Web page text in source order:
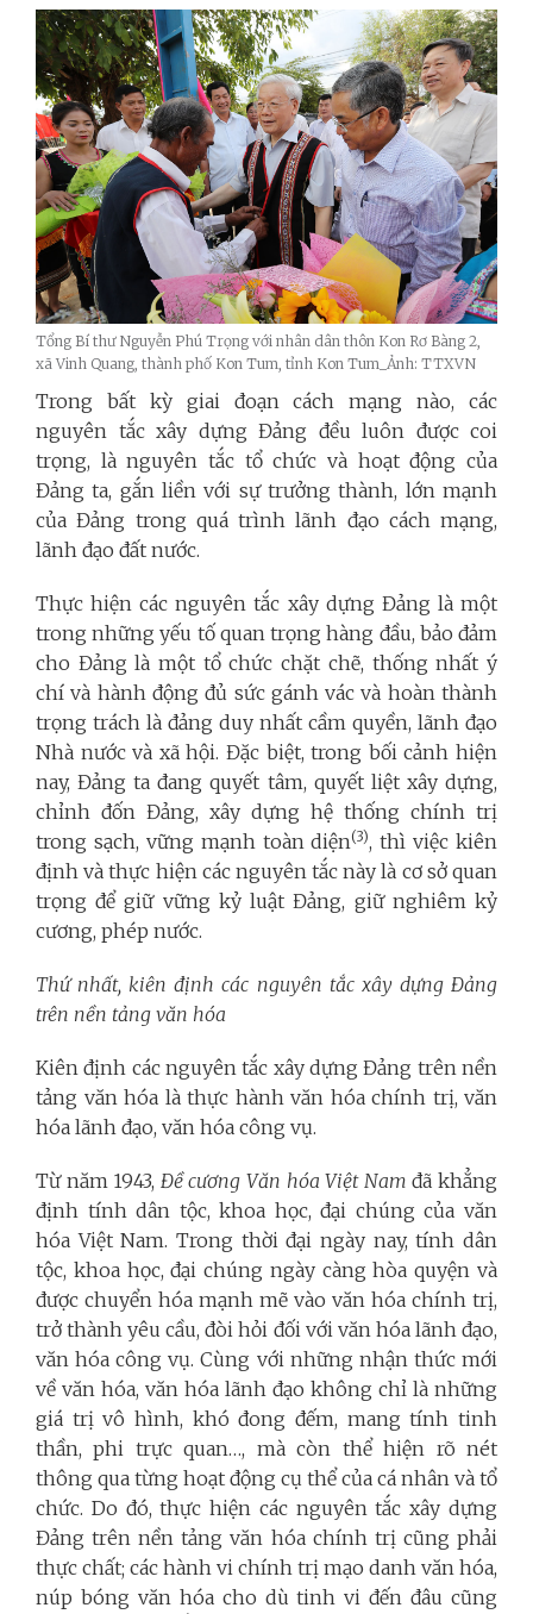
Tổng Bí thư Nguyễn Phú Trọng với nhân dân thôn Kon Rơ Bàng 2,
xã Vinh Quang, thành phố Kon Tum, tỉnh Kon Tum_Ảnh: TTXVN
Trong bất kỳ giai đoạn cách mạng nào, các
nguyên tắc xây dựng Đảng đều luôn được coi
trọng, là nguyên tắc tổ chức và hoạt động của
Đảng ta, gắn liền với sự trưởng thành, lớn mạnh
của Đảng trong quá trình lãnh đạo cách mạng,
lãnh đạo đất nước.
Thực hiện các nguyên tắc xây dựng Đảng là một
trong những yếu tố quan trọng hàng đầu, bảo đảm
cho Đảng là một tổ chức chặt chẽ, thống nhất ý
chí và hành động đủ sức gánh vác và hoàn thành
trọng trách là đảng duy nhất cầm quyền, lãnh đạo
Nhà nước và xã hội. Đặc biệt, trong bối cảnh hiện
nay, Đảng ta đang quyết tâm, quyết liệt xây dựng,
chỉnh đốn Đảng, xây dựng hệ thống chính trị
trong sạch, vững mạnh toàn diện(3), thì việc kiên
định và thực hiện các nguyên tắc này là cơ sở quan
trọng để giữ vững kỷ luật Đảng, giữ nghiêm kỷ
cương, phép nước.
Thứ nhất, kiên định các nguyên tắc xây dựng Đảng
trên nền tảng văn hóa
Kiên định các nguyên tắc xây dựng Đảng trên nền
tảng văn hóa là thực hành văn hóa chính trị, văn
hóa lãnh đạo, văn hóa công vụ.
Từ năm 1943, Đề cương Văn hóa Việt Nam đã khẳng
định tính dân tộc, khoa học, đại chúng của văn
hóa Việt Nam. Trong thời đại ngày nay, tính dân
tộc, khoa học, đại chúng ngày càng hòa quyện và
được chuyển hóa mạnh mẽ vào văn hóa chính trị,
trở thành yêu cầu, đòi hỏi đối với văn hóa lãnh đạo,
văn hóa công vụ. Cùng với những nhận thức mới
về văn hóa, văn hóa lãnh đạo không chỉ là những
giá trị vô hình, khó đong đếm, mang tính tinh
thần, phi trực quan…, mà còn thể hiện rõ nét
thông qua từng hoạt động cụ thể của cá nhân và tổ
chức. Do đó, thực hiện các nguyên tắc xây dựng
Đảng trên nền tảng văn hóa chính trị cũng phải
thực chất; các hành vi chính trị mạo danh văn hóa,
núp bóng văn hóa cho dù tinh vi đến đâu cũng